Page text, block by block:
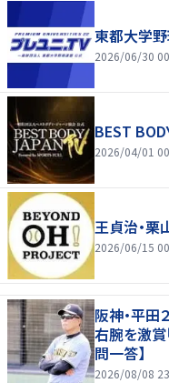
東都大学野
2026/06/30
BEST
2026/04/01
王貞治・栗
2026/06/15
阪神・平田
右腕を激賞
問一答】
2026/08/08